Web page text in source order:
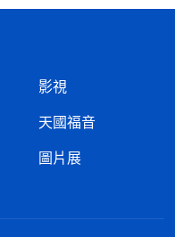
影視
天國福音
圖片展